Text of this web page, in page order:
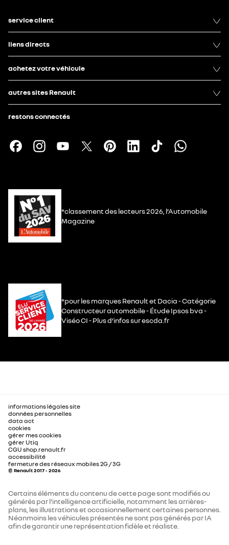
service client
liens directs
achetez votre véhicule
autres sites Renault
restons connectés
*classement des lecteurs 2026, l’Automobile
Magazine
*pour les marques Renault et Dacia - Catégorie
Constructeur automobile - Étude Ipsos bva -
Viséo CI - Plus d’infos sur escda.fr
informations légales site
données personnelles
data act
cookies
gérer mes cookies
gérer Utiq
CGU shop.renault.fr
accessibilité
fermeture des réseaux mobiles 2G / 3G
© Renault 2017 - 2026
Certains éléments du contenu de cette page sont modifiés ou
générés par l'intelligence artificielle, notamment les arrières-
plans, les illustrations et occasionnellement certaines personnes.
Néanmoins les véhicules présentés ne sont pas générés par IA
afin de garantir une représentation fidèle et réaliste.